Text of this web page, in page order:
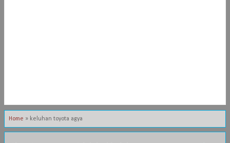
Home » keluhan toyota agya